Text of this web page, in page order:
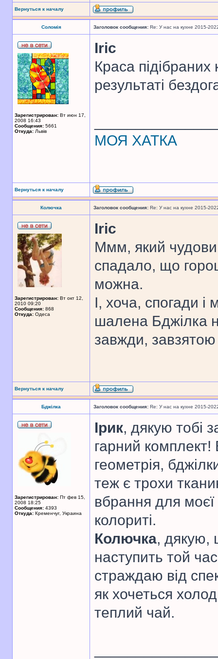
Вернуться к началу
Соломія Заголовок сообщения: Re: У нас на кухне 2015-
Зарегистрирован: Вт июн 17,
2008 16:43
Сообщения: 5661
Откуда: Львів
Iric
Краса підібраних
результаті
МОЯ ХАТКА
Вернуться к началу
Колючка Заголовок сообщения: Re: У нас на кухне 2015-
Зарегистрирован: Вт окт 12,
2010 09:20
Сообщения: 868
Откуда: Одеса
Iric
Ммм, який
спадало, що
можна.
І, хоча, спогади
шалена Бджілка
завжди,
Вернуться к началу
Бджілка Заголовок сообщения: Re: У нас на кухне 2015-
Зарегистрирован: Пт фев 15,
2008 18:25
Сообщения: 4393
Откуда: Кременчуг, Украина
Ірик, дякую тобі
гарний комплект!
геометрія,
теж є трохи
вбрання для
колориті.
Колючка, дякую,
наступить той
страждаю від
як хочеться
теплий чай.